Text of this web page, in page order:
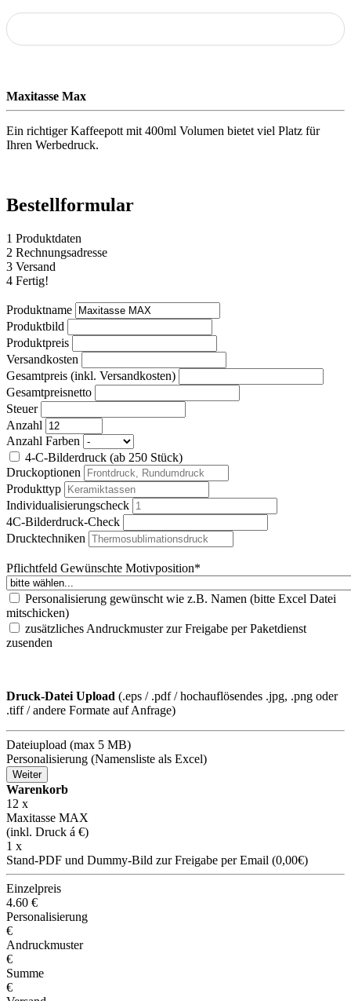
Maxitasse Max
Ein richtiger Kaffeepott mit 400ml Volumen bietet viel Platz für
Ihren Werbedruck.
Bestellformular
1 Produktdaten
2 Rechnungsadresse
3 Versand
4 Fertig!
Produktname
Produktbild
Produktpreis
Versandkosten
Gesamtpreis (inkl. Versandkosten)
Gesamtpreisnetto
Steuer
Anzahl
Anzahl Farben
4-C-Bilderdruck (ab 250 Stück)
Druckoptionen
Produkttyp
Individualisierungscheck
4C-Bilderdruck-Check
Drucktechniken
Pflichtfeld Gewünschte Motivposition*
Personalisierung gewünscht wie z.B. Namen (bitte Excel Datei
mitschicken)
zusätzliches Andruckmuster zur Freigabe per Paketdienst
zusenden
Druck-Datei Upload (.eps / .pdf / hochauflösendes .jpg, .png oder
.tiff / andere Formate auf Anfrage)
Dateiupload (max 5 MB)
Personalisierung (Namensliste als Excel)
Weiter
Warenkorb
12 x
Maxitasse MAX
(inkl. Druck á €)
1 x
Stand-PDF und Dummy-Bild zur Freigabe per Email (0,00€)
Einzelpreis
4.60 €
Personalisierung
€
Andruckmuster
€
Summe
€